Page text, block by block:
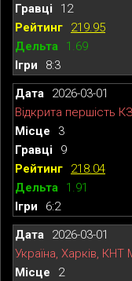
12
219.95
1.69
8:3
2026-03-01
Відкрита першість
3
9
218.04
1.91
6:2
2026-03-01
Україна, Харків,
2